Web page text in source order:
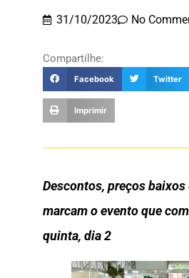
31/10/2023 No
Compartilhe:
Facebook Twitter
Imprimir
Descontos, preços baixos
marcam o evento que
quinta, dia 2